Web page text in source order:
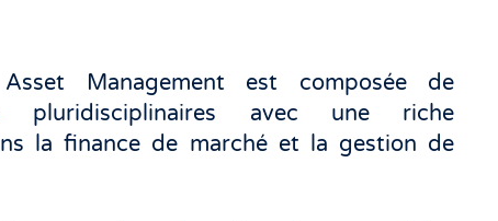
Asset Management est composée de
pluridisciplinaires avec une riche
la finance de marché et la gestion de